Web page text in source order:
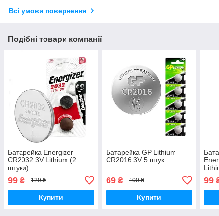
Всі умови повернення
Подібні товари компанії
Батарейка Energizer
CR2032 3V Lithium (2
штуки)
99 ₴ 129 ₴
Купити
Батарейка GP Lithium
CR2016 3V 5 штук
69₴ 100 ₴
Купити
99